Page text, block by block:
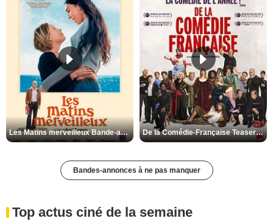
Les Matins merveilleux Bande-annonce VF De la Comédie-Française Teaser VF
Bandes-annonces à ne pas manquer
Top actus ciné de la semaine